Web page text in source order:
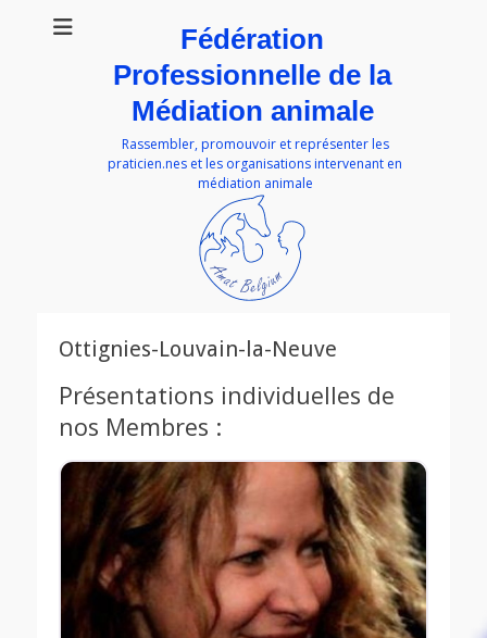
Fédération
Professionnelle de la
Médiation animale
Rassembler, promouvoir et représenter les
praticien.nes et les organisations intervenant en
médiation animale
Ottignies-Louvain-la-Neuve
Présentations individuelles de
nos Membres :